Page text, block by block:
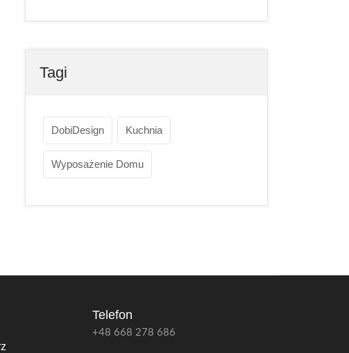
Tagi
DobiDesign Kuchnia
Wyposażenie Domu
Telefon
+48 668 278 686